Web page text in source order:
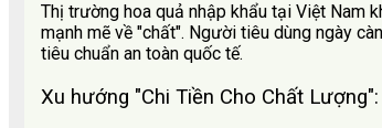
Thị trường hoa quả nhập khẩu tại Việt Nam
mạnh mẽ về "chất". Người tiêu dùng ngày
tiêu chuẩn an toàn quốc tế.
Xu hướng "Chi Tiền Cho Chất